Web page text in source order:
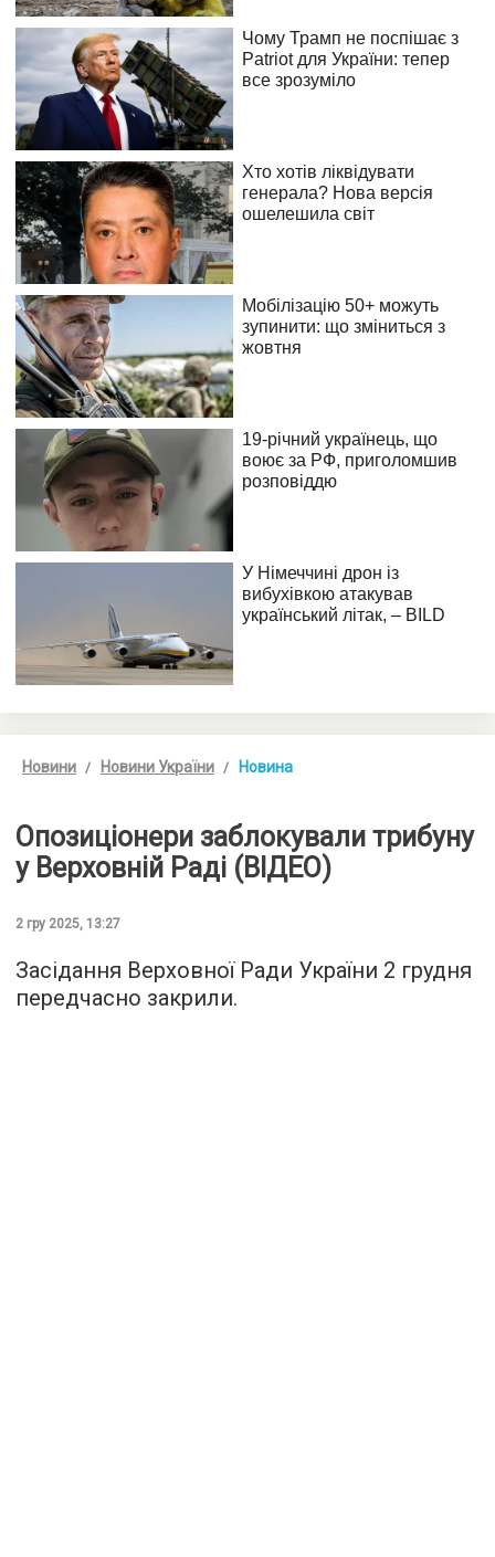
Новини Новини України Новина
Опозиціонери заблокували трибуну
у Верховній Раді (ВІДЕО)
2 гру 2025, 13:27
Засідання Верховної Ради України 2 грудня
передчасно закрили.